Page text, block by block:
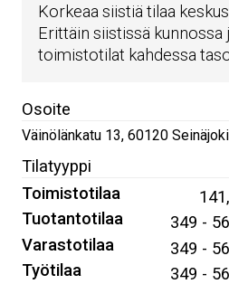
Korkeaa siistiä tilaa
Erittäin siistissä kunnossa
toimistotilat kahdessa
Osoite
Väinölänkatu 13, 60120 Seinäjoki
Tilatyyppi
Toimistotilaa
Tuotantotilaa 349 -
Varastotilaa 349 -
Työtilaa 349 -